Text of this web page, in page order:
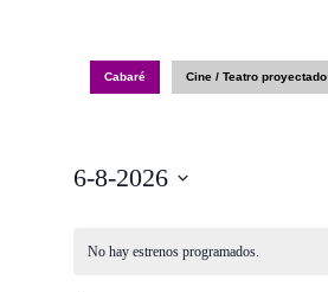
Cabaré Cine / Teatro proyectado
6-8-2026
No hay estrenos programados.